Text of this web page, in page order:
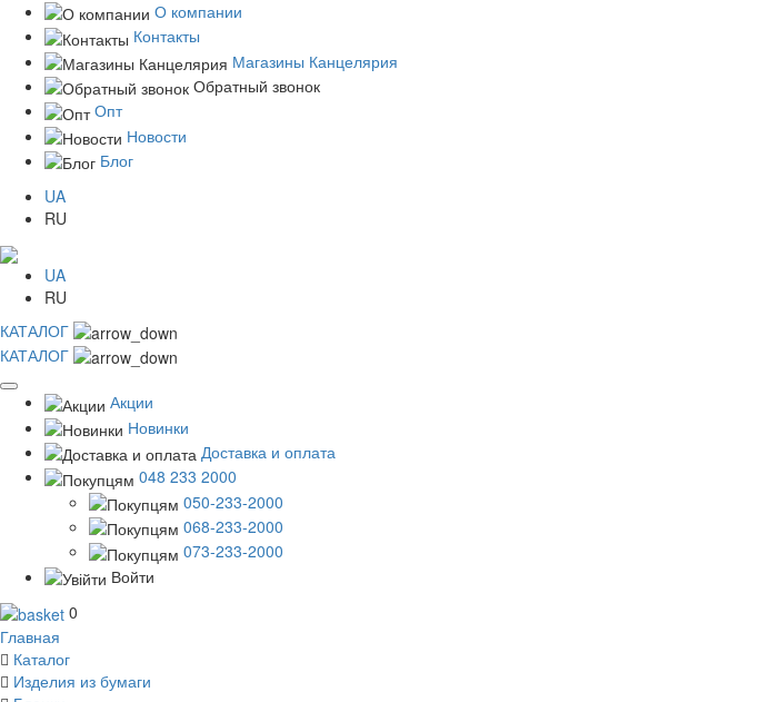
О компании
Контакты
Магазины Канцелярия
Обратный звонок
Опт
Новости
Блог
UA
RU
UA
RU
КАТАЛОГ
КАТАЛОГ
Акции
Новинки
Доставка и оплата
048 233 2000
050-233-2000
068-233-2000
073-233-2000
Войти
0
Главная
Каталог
Изделия из бумаги